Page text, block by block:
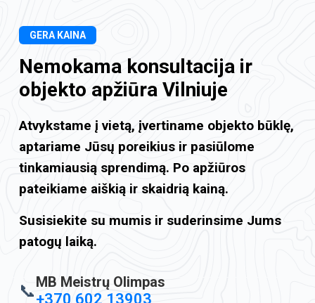
GERA KAINA
Nemokama konsultacija ir
objekto apžiūra Vilniuje
Atvykstame į vietą, įvertiname objekto būklę,
aptariame Jūsų poreikius ir pasiūlome
tinkamiausią sprendimą. Po apžiūros
pateikiame aiškią ir skaidrią kainą.
Susisiekite su mumis ir suderinsime Jums
patogų laiką.
📞MB Meistrų Olimpas
+370 602 13903